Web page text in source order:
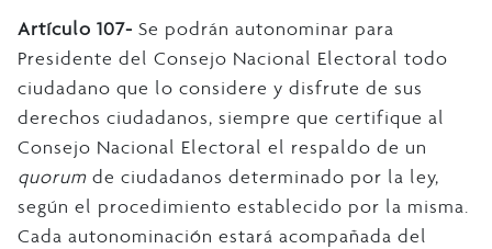
Artículo 107- Se podrán autonominar para
Presidente del Consejo Nacional Electoral todo
ciudadano que lo considere y disfrute de sus
derechos ciudadanos, siempre que certifique al
Consejo Nacional Electoral el respaldo de un
quorum de ciudadanos determinado por la ley,
según el procedimiento establecido por la misma.
Cada autonominación estará acompañada del